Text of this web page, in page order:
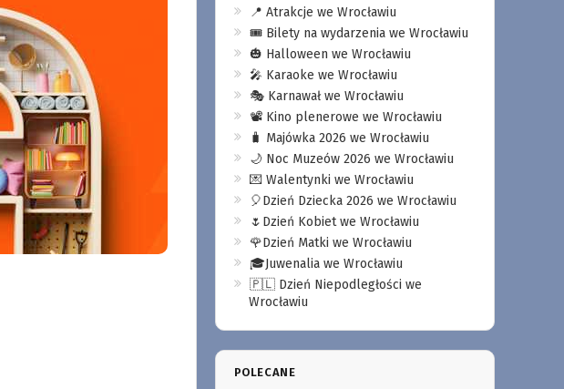
📍 Atrakcje we Wrocławiu
🎟️ Bilety na wydarzenia we Wrocławiu
🎃 Halloween we Wrocławiu
🎤 Karaoke we Wrocławiu
🎭 Karnawał we Wrocławiu
📽️ Kino plenerowe we Wrocławiu
🧳 Majówka 2026 we Wrocławiu
🌙 Noc Muzeów 2026 we Wrocławiu
💌 Walentynki we Wrocławiu
🎈Dzień Dziecka 2026 we Wrocławiu
🌷Dzień Kobiet we Wrocławiu
🌹Dzień Matki we Wrocławiu
🎓Juwenalia we Wrocławiu
🇵🇱 Dzień Niepodległości we
Wrocławiu
POLECANE